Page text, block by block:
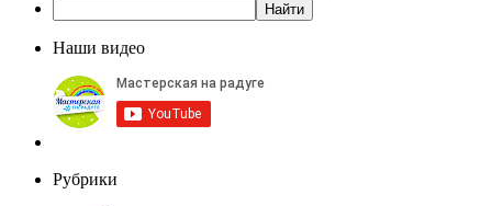
Наши видео
Рубрики